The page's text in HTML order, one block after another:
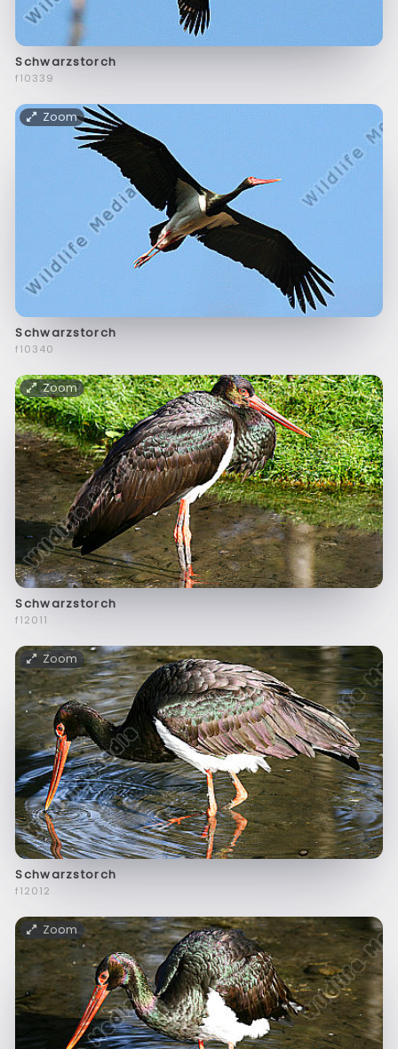
Schwarzstorch
f10339
Zoom
Schwarzstorch
f10340
Zoom
Schwarzstorch
f12011
Zoom
Schwarzstorch
f12012
Zoom